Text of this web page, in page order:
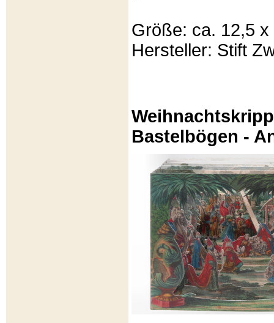
Größe: ca. 12,5 x
Hersteller: Stift
Bastelbögen -